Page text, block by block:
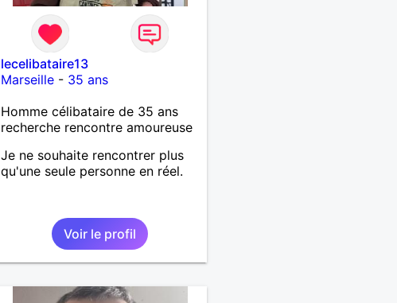
connaissance !
lecelibataire13
Marseille - 35 ans
Homme célibataire de 35 ans
recherche rencontre amoureuse
Je ne souhaite rencontrer plus
qu'une seule personne en réel.
Voir le profil